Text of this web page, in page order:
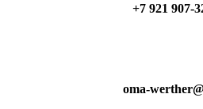
+7 921 907-
oma-